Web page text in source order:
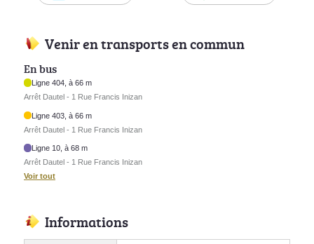
Venir en transports en commun
En bus
Ligne 404, à 66 m
Arrêt Dautel - 1 Rue Francis Inizan
Ligne 403, à 66 m
Arrêt Dautel - 1 Rue Francis Inizan
Ligne 10, à 68 m
Arrêt Dautel - 1 Rue Francis Inizan
Voir tout
Informations